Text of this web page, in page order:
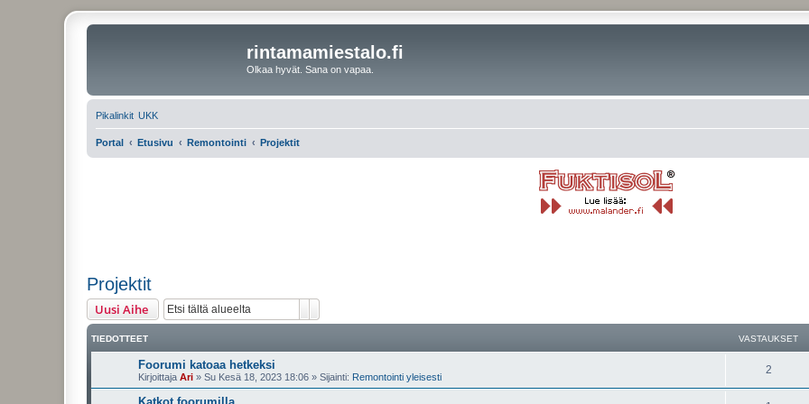
rintamamiestalo.fi
Olkaa hyvät. Sana on vapaa.
Pikalinkit UKK
Portal Etusivu Remontointi Projektit
Projektit
Uusi Aihe
TIEDOTTEET VASTAUKSET
Foorumi katoaa hetkeksi
Kirjoittaja Ari » Su Kesä 18, 2023 18:06 » Sijainti: Remontointi yleisesti
2
Katkot foorumilla